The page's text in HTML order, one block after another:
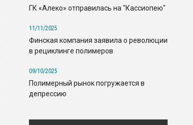
ГК «Алеко» отправилась на "Кассиопею"
11/11/2025
Финская компания заявила о революции
в рециклинге полимеров
09/10/2025
Полимерный рынок погружается в
депрессию